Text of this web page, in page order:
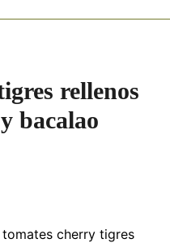
rellenos
bacalao
cherry tigres